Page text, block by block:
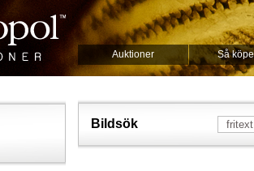
Auktioner Så
Bildsök